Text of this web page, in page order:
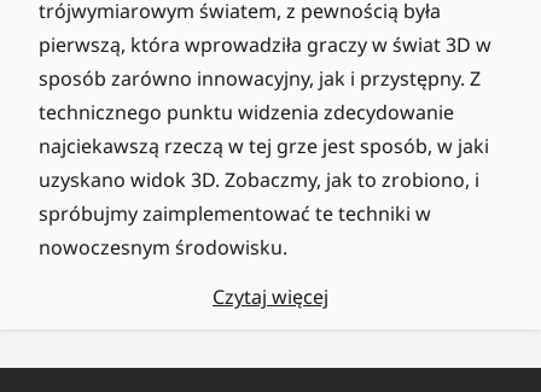
trójwymiarowym światem, z pewnością była
pierwszą, która wprowadziła graczy w świat 3D w
sposób zarówno innowacyjny, jak i przystępny. Z
technicznego punktu widzenia zdecydowanie
najciekawszą rzeczą w tej grze jest sposób, w jaki
uzyskano widok 3D. Zobaczmy, jak to zrobiono, i
spróbujmy zaimplementować te techniki w
nowoczesnym środowisku.
Czytaj więcej